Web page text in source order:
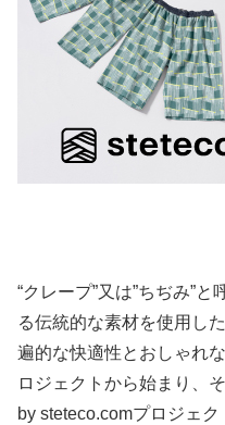
“クレープ”又は”ちぢみ”
る伝統的な素材を使用し
遍的な快適性とおしゃれ
ロジェクトから始まり、
by steteco.comプロジェ